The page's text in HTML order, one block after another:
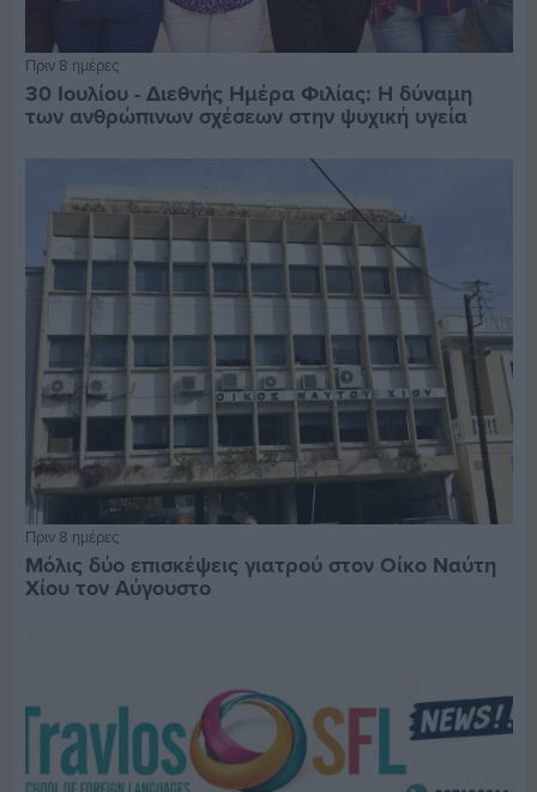
Πριν 8 ημέρες
30 Ιουλίου - Διεθνής Ημέρα Φιλίας: Η δύναμη
των ανθρώπινων σχέσεων στην ψυχική υγεία
Πριν 8 ημέρες
Μόλις δύο επισκέψεις γιατρού στον Οίκο Ναύτη
Χίου τον Αύγουστο